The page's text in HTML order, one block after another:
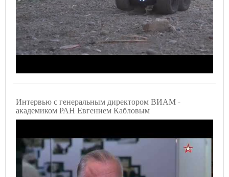
Интервью с генеральным директором ВИАМ -
академиком РАН Евгением Кабловым